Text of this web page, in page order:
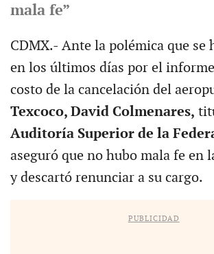
mala fe”
CDMX.- Ante la polémica que se
en los últimos días por el
costo de la cancelación del
Texcoco, David Colmenares,
Auditoría Superior de la
aseguró que no hubo mala fe en
y descartó renunciar a su cargo.
PUBLICIDAD